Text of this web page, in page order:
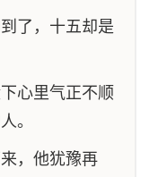
了，十五却是
心里气正不顺
。
，他犹豫再